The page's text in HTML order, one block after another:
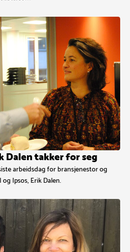
Dalen takker for seg
arbeidsdag for bransjenestor og
Ipsos, Erik Dalen.